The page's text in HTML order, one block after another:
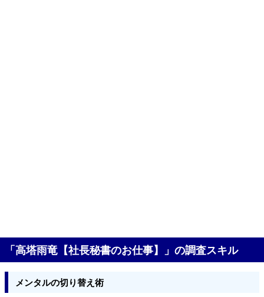
「高塔雨竜【社長秘書のお仕事】」の調査スキル
メンタルの切り替え術